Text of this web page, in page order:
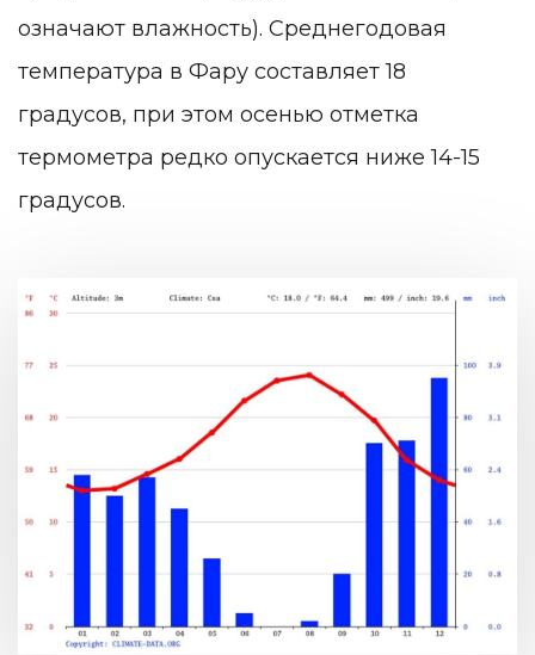
означают влажность). Среднегодовая
температура в Фару составляет 18
градусов, при этом осенью отметка
термометра редко опускается ниже 14-15
градусов.